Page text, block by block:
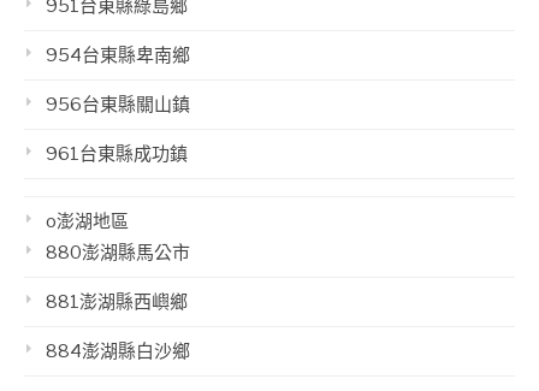
951台東縣綠島鄉
954台東縣卑南鄉
956台東縣關山鎮
961台東縣成功鎮
o澎湖地區
880澎湖縣馬公市
881澎湖縣西嶼鄉
884澎湖縣白沙鄉